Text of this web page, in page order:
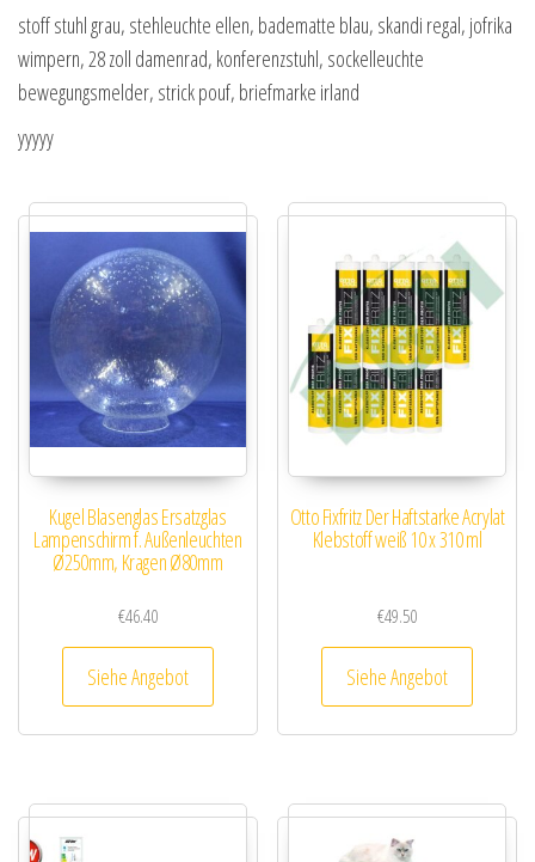
stoff stuhl grau, stehleuchte ellen, badematte blau, skandi regal, jofrika
wimpern, 28 zoll damenrad, konferenzstuhl, sockelleuchte
bewegungsmelder, strick pouf, briefmarke irland
yyyyy
Kugel Blasenglas Ersatzglas
Lampenschirm f. Außenleuchten
Ø250mm, Kragen Ø80mm
€46.40
Siehe Angebot
Otto Fixfritz Der Haftstarke Acrylat
Klebstoff weiß 10 x 310 ml
€49.50
Siehe Angebot